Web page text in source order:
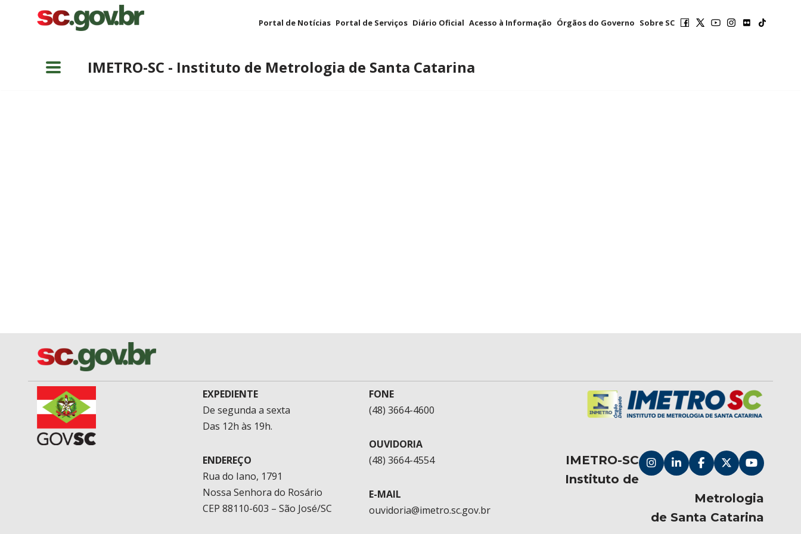
Portal de Notícias Portal de Serviços Diário Oficial Acesso à Informação Órgãos do Governo Sobre SC
IMETRO-SC - Instituto de Metrologia de Santa Catarina
EXPEDIENTE
De segunda a sexta
Das 12h às 19h.
ENDEREÇO
Rua do Iano, 1791
Nossa Senhora do Rosário
CEP 88110-603 – São José/SC
FONE
(48) 3664-4600
OUVIDORIA
(48) 3664-4554
E-MAIL
ouvidoria@imetro.sc.gov.br
IMETRO-SC
Instituto de
Metrologia
de Santa Catarina